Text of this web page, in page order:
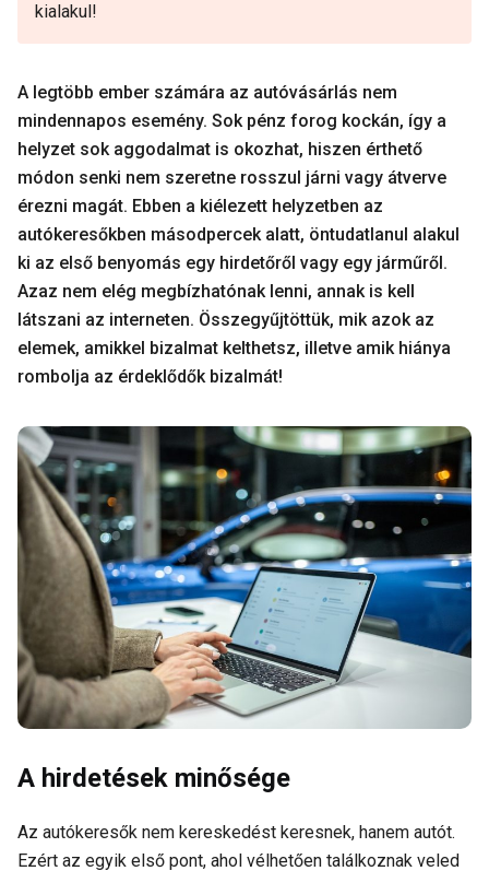
kialakul!
A legtöbb ember számára az autóvásárlás nem
mindennapos esemény. Sok pénz forog kockán, így a
helyzet sok aggodalmat is okozhat, hiszen érthető
módon senki nem szeretne rosszul járni vagy átverve
érezni magát. Ebben a kiélezett helyzetben az
autókeresőkben másodpercek alatt, öntudatlanul alakul
ki az első benyomás egy hirdetőről vagy egy járműről.
Azaz nem elég megbízhatónak lenni, annak is kell
látszani az interneten. Összegyűjtöttük, mik azok az
elemek, amikkel bizalmat kelthetsz, illetve amik hiánya
rombolja az érdeklődők bizalmát!
A hirdetések minősége
Az autókeresők nem kereskedést keresnek, hanem autót.
Ezért az egyik első pont, ahol vélhetően találkoznak veled